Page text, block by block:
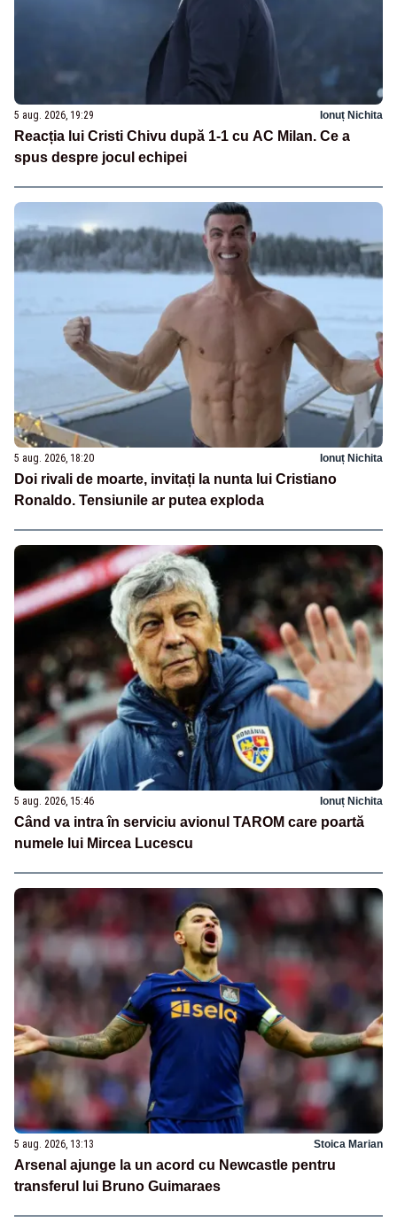
5 aug. 2026, 19:29 Ionuț Nichita
Reacția lui Cristi Chivu după 1-1 cu AC Milan. Ce a
spus despre jocul echipei
5 aug. 2026, 18:20 Ionuț Nichita
Doi rivali de moarte, invitați la nunta lui Cristiano
Ronaldo. Tensiunile ar putea exploda
5 aug. 2026, 15:46 Ionuț Nichita
Când va intra în serviciu avionul TAROM care poartă
numele lui Mircea Lucescu
5 aug. 2026, 13:13 Stoica Marian
Arsenal ajunge la un acord cu Newcastle pentru
transferul lui Bruno Guimaraes